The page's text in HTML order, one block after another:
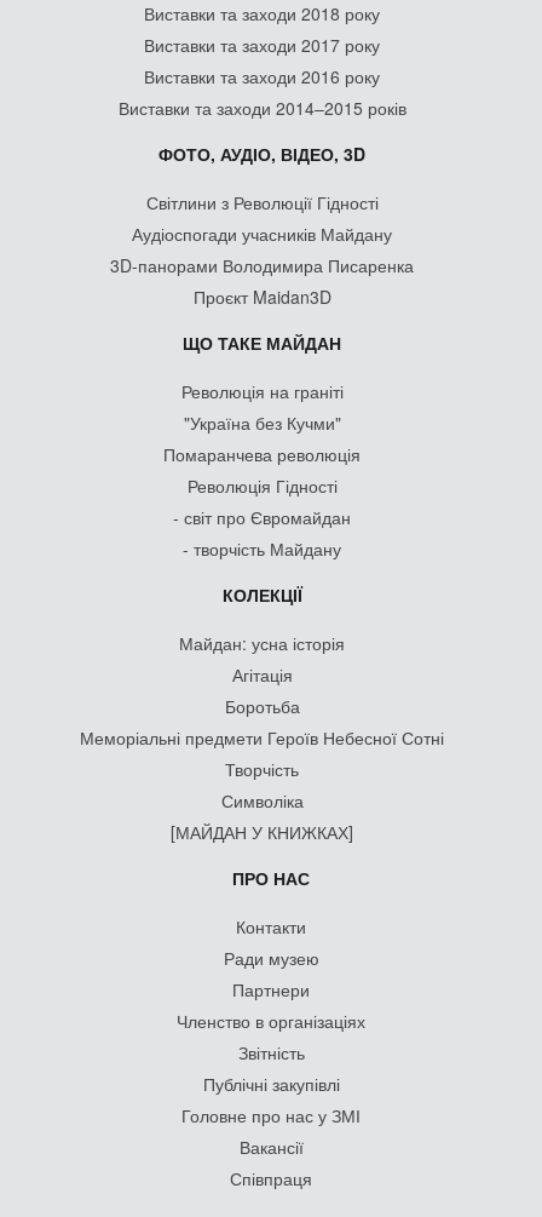
Виставки та заходи 2018 року
Виставки та заходи 2017 року
Виставки та заходи 2016 року
Виставки та заходи 2014–2015 років
ФОТО, АУДІО, ВІДЕО, 3D
Світлини з Революції Гідності
Аудіоспогади учасників Майдану
3D-панорами Володимира Писаренка
Проєкт Maidan3D
ЩО ТАКЕ МАЙДАН
Революція на граніті
"Україна без Кучми"
Помаранчева революція
Революція Гідності
- світ про Євромайдан
- творчість Майдану
КОЛЕКЦІЇ
Майдан: усна історія
Агітація
Боротьба
Меморіальні предмети Героїв Небесної Сотні
Творчість
Символіка
[МАЙДАН У КНИЖКАХ]
ПРО НАС
Контакти
Ради музею
Партнери
Членство в організаціях
Звітність
Публічні закупівлі
Головне про нас у ЗМІ
Вакансії
Співпраця